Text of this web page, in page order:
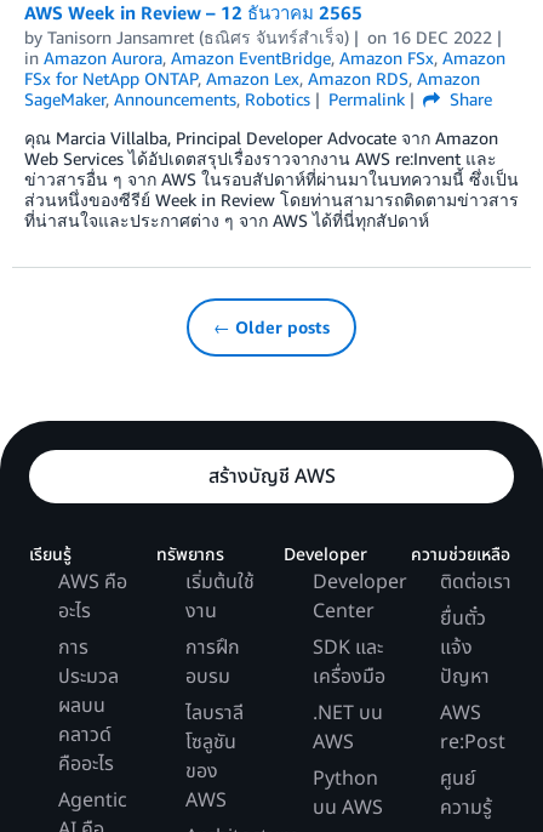
AWS Week in Review – 12 ธันวาคม 2565
by Tanisorn Jansamret (ธณิศร จันทร์สำเร็จ) on 16 DEC 2022
in Amazon Aurora, Amazon EventBridge, Amazon FSx, Amazon
FSx for NetApp ONTAP, Amazon Lex, Amazon RDS, Amazon
SageMaker, Announcements, Robotics Permalink
Share
คุณ Marcia Villalba, Principal Developer Advocate จาก Amazon
Web Services ได้อัปเดตสรุปเรื่องราวจากงาน AWS re:Invent และ
ข่าวสารอื่น ๆ จาก AWS ในรอบสัปดาห์ที่ผ่านมาในบทความนี้ ซึ่งเป็น
ส่วนหนึ่งของซีรีย์ Week in Review โดยท่านสามารถติดตามข่าวสาร
ที่น่าสนใจและประกาศต่าง ๆ จาก AWS ได้ที่นี่ทุกสัปดาห์
← Older posts
สร้างบัญชี AWS
เรียนรู้
AWS คือ
อะไร
การ
ประมวล
ผลบน
คลาวด์
คืออะไร
Agentic
ทรัพยากร
เริ่มต้นใช้
งาน
การฝึก
อบรม
ไลบราลี
โซลูชัน
ของ
AWS
Developer
Developer
Center
SDK และ
เครื่องมือ
.NET บน
AWS
Python
บน AWS
ความช่วยเหลือ
ติดต่อเรา
ยื่นตั๋ว
แจ้ง
ปัญหา
AWS
re:Post
ศูนย์
ความรู้